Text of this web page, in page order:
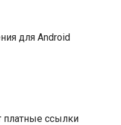
для Android
платные ссылки